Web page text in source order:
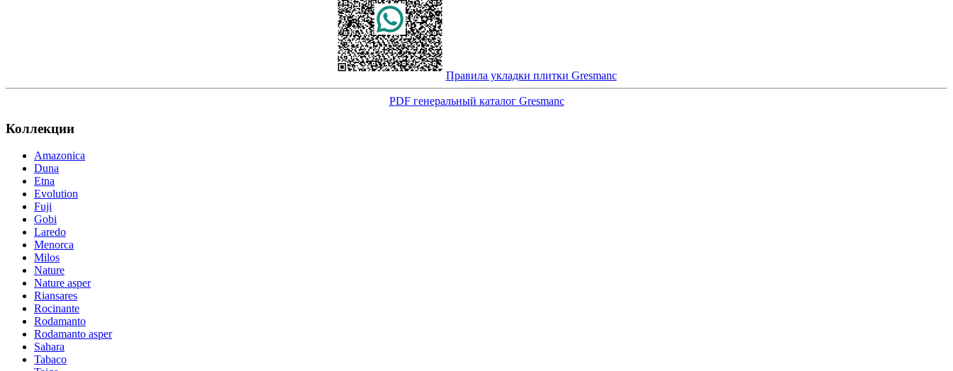
Правила укладки плитки Gresmanc
PDF генеральный каталог Gresmanc
Коллекции
Amazonica
Duna
Etna
Evolution
Fuji
Gobi
Laredo
Menorca
Milos
Nature
Nature asper
Riansares
Rocinante
Rodamanto
Rodamanto asper
Sahara
Tabaco